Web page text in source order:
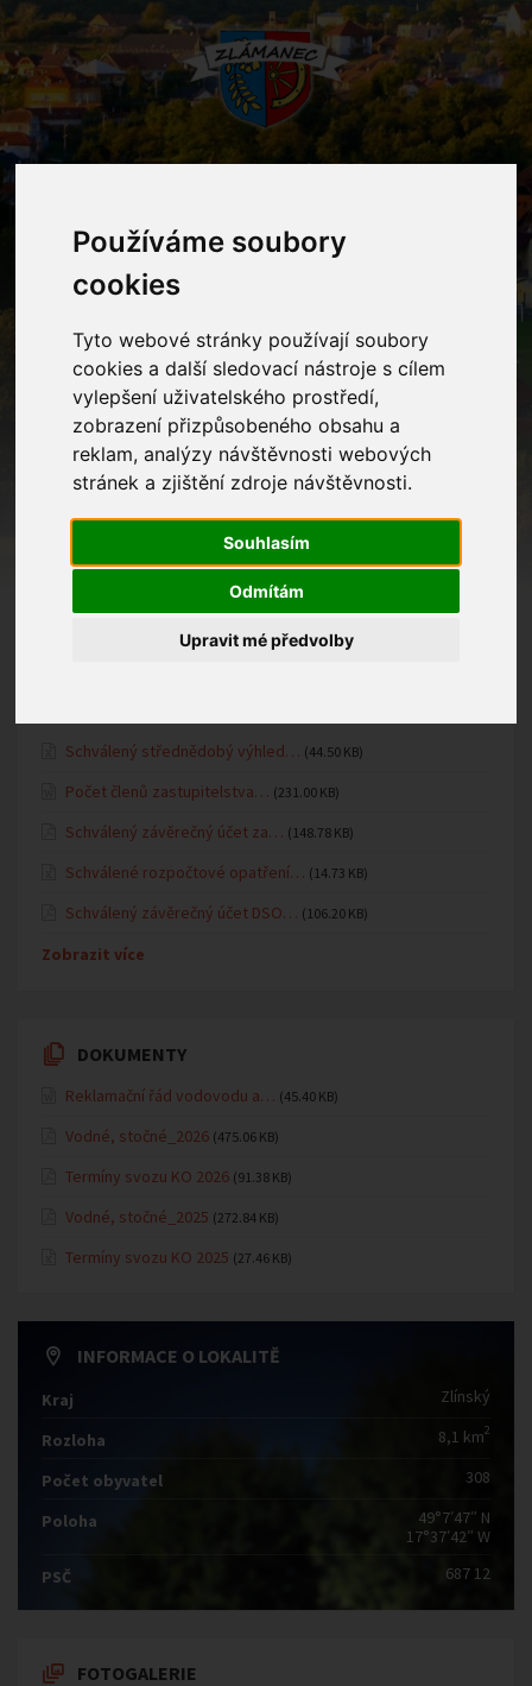
Používáme soubory
cookies
Tyto webové stránky používají soubory
cookies a další sledovací nástroje s cílem
vylepšení uživatelského prostředí,
zobrazení přizpůsobeného obsahu a
reklam, analýzy návštěvnosti webových
stránek a zjištění zdroje návštěvnosti.
Souhlasím
Odmítám
Upravit mé předvolby
Mateřská škola
Mateřská škola
Kontakty
Ostatní informace
Oznámení MŠ
Schválený střednědobý výhled… (44.50 KB)
Počet členů zastupitelstva… (231.00 KB)
Schválený závěrečný účet za… (148.78 KB)
Schválené rozpočtové opatření… (14.73 KB)
Schválený závěrečný účet DSO… (106.20 KB)
Zobrazit více
DOKUMENTY
Reklamační řád vodovodu a… (45.40 KB)
Vodné, stočné_2026 (475.06 KB)
Termíny svozu KO 2026 (91.38 KB)
Vodné, stočné_2025 (272.84 KB)
Termíny svozu KO 2025 (27.46 KB)
INFORMACE O LOKALITĚ
Kraj Zlínský
Rozloha 8,1 km2
Počet obyvatel 308
Poloha
49°7′47″ N
17°37′42″ W
PSČ
687 12
FOTOGALERIE